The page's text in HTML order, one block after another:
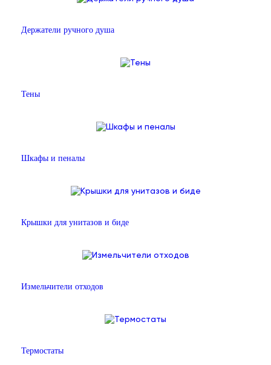
Держатели ручного душа
Тены
Шкафы и пеналы
Крышки для унитазов и биде
Измельчители отходов
Термостаты